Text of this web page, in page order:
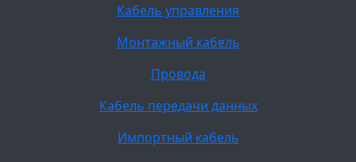
Кабель управления
Монтажный кабель
Провода
Кабель передачи данных
Импортный кабель